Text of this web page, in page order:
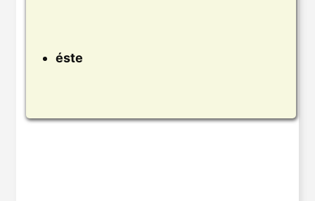
éste